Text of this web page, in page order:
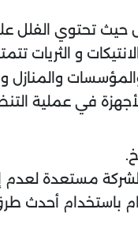
حيث تحتوي الفلل
و الثريات
في عملية
مستعدة لعدم
باستخدام